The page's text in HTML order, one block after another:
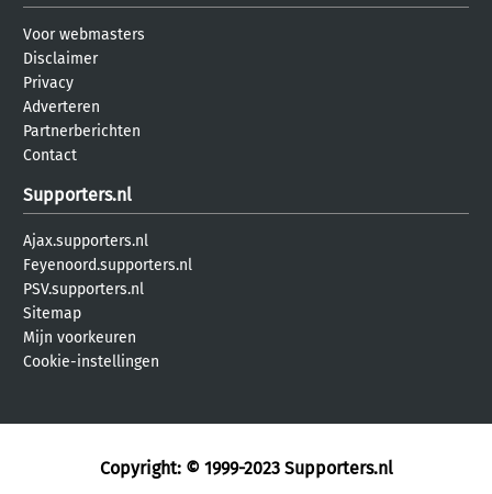
Voor webmasters
Disclaimer
Privacy
Adverteren
Partnerberichten
Contact
Supporters.nl
Ajax.supporters.nl
Feyenoord.supporters.nl
PSV.supporters.nl
Sitemap
Mijn voorkeuren
Cookie-instellingen
Copyright: © 1999-2023 Supporters.nl